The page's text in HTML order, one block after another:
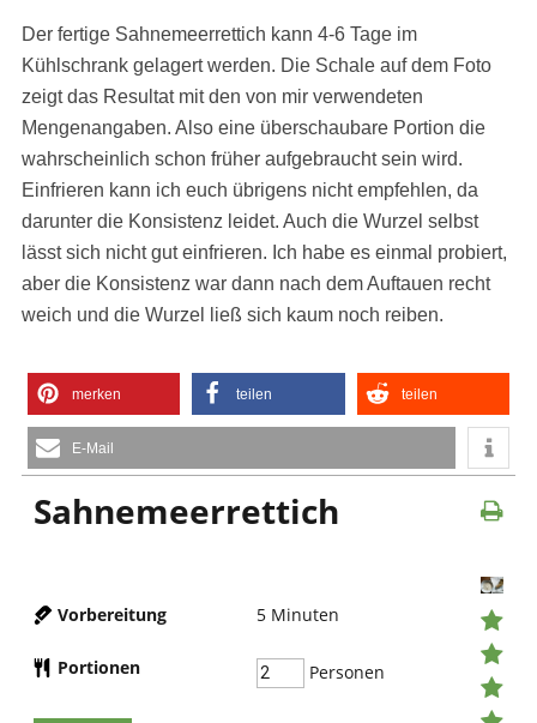
Der fertige Sahnemeerrettich kann 4-6 Tage im
Kühlschrank gelagert werden. Die Schale auf dem Foto
zeigt das Resultat mit den von mir verwendeten
Mengenangaben. Also eine überschaubare Portion die
wahrscheinlich schon früher aufgebraucht sein wird.
Einfrieren kann ich euch übrigens nicht empfehlen, da
darunter die Konsistenz leidet. Auch die Wurzel selbst
lässt sich nicht gut einfrieren. Ich habe es einmal probiert,
aber die Konsistenz war dann nach dem Auftauen recht
weich und die Wurzel ließ sich kaum noch reiben.
merken teilen teilen
E-Mail
Sahnemeerrettich
Vorbereitung 5 Minuten
Portionen Personen